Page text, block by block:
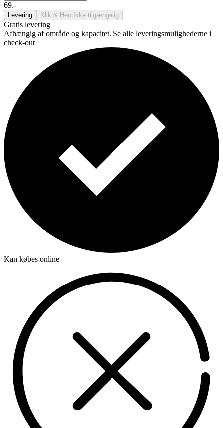
69.-
Levering Klik & Hent Ikke tilgængelig
Gratis levering
Afhængig af område og kapacitet. Se alle leveringsmulighederne i
check-out
Kan købes online